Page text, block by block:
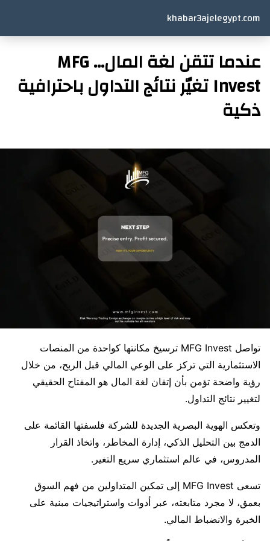
khabar3ajelegypt.com
عندما تتقن لغة المال… MFG
Invest تغيّر نتائج التداول باحترافية
ذكية
تواصل MFG Invest ترسيخ مكانتها كواحدة من المنصات
الاستثمارية التي تركز على الوعي المالي قبل الربح، من خلال
رؤية واضحة تؤمن بأن إتقان لغة المال هو المفتاح الحقيقي
لتغيير نتائج التداول.
وتعكس الهوية البصرية الجديدة للشركة فلسفتها القائمة على
الدمج بين التحليل الذكي، إدارة المخاطر، واتخاذ القرار
المدروس، في عالم استثماري سريع التغير.
تسعى MFG Invest إلى تمكين المتداولين من فهم السوق
بعمق، لا مجرد متابعته، عبر أدوات واستراتيجيات مبنية على
الخبرة والانضباط المالي.